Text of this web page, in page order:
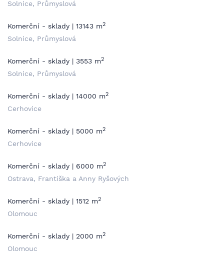
Solnice, Průmyslová
Komerční - sklady | 13143 m2
Solnice, Průmyslová
Komerční - sklady | 3553 m2
Solnice, Průmyslová
Komerční - sklady | 14000 m2
Cerhovice
Komerční - sklady | 5000 m2
Cerhovice
Komerční - sklady | 6000 m2
Ostrava, Františka a Anny Ryšových
Komerční - sklady | 1512 m2
Olomouc
Komerční - sklady | 2000 m2
Olomouc